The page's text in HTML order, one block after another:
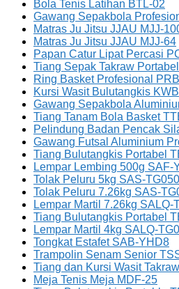
Bola Tenis Latihan BTL-02
Gawang Sepakbola
Matras Ju Jitsu JJAU MJJ-
Matras Ju Jitsu JJAU MJJ-64
Papan Catur Lipat Percasi
Tiang Sepak Takraw
Ring Basket Profesional
Kursi Wasit Bulutangkis
Gawang Sepakbola
Tiang Tanam Bola Basket
Pelindung Badan Pencak
Gawang Futsal Aluminium
Tiang Bulutangkis Portabel
Lempar Lembing 500g SAF-
Tolak Peluru 5kg SAS-TG050
Tolak Peluru 7.26kg SAS-
Lempar Martil 7.26kg SALQ-
Tiang Bulutangkis Portabel
Lempar Martil 4kg SALQ-
Tongkat Estafet SAB-YHD8
Trampolin Senam Senior
Tiang dan Kursi Wasit
Meja Tenis Meja MDF-25